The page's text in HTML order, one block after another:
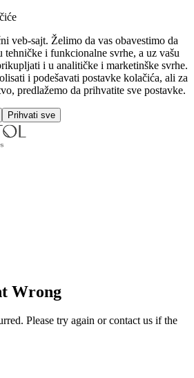
veb-sajt. Želimo da vas obavestimo da
i funkcionalne svrhe, a uz vašu
i u analitičke i marketinške svrhe.
i podešavati postavke kolačića, ali za
predlažemo da prihvatite sve postavke.
Prihvati sve
Wrong
Please try again or contact us if the